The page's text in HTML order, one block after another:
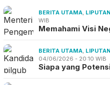
BERITA UTAMA,
WIB
Memahami Visi
BERITA UTAMA,
04/06/2026 - 20:10 WIB
Siapa yang